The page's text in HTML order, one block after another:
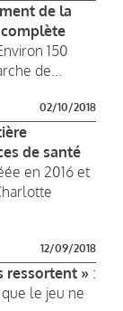
de la
150
de...
02/10/2018
de santé
en 2016 et
12/09/2018
ressortent » :
que le jeu ne